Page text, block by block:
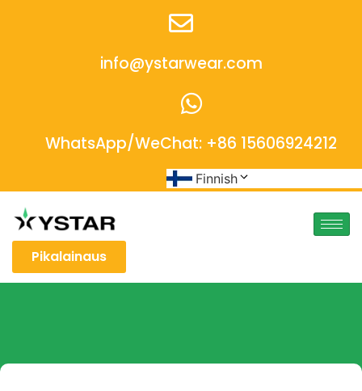
info@ystarwear.com
WhatsApp/WeChat: +86 15606924212
Finnish
Pikalainaus